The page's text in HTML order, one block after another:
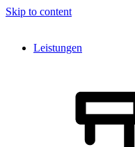
Skip to content
Leistungen